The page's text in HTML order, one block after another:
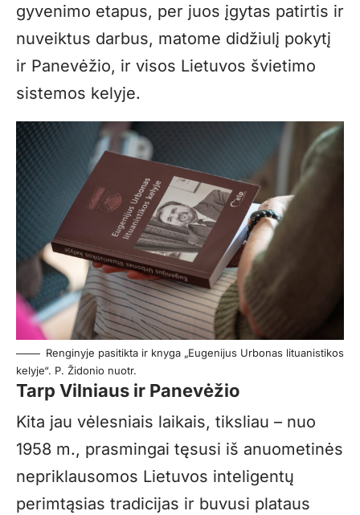
gyvenimo etapus, per juos įgytas patirtis ir
nuveiktus darbus, matome didžiulį pokytį
ir Panevėžio, ir visos Lietuvos švietimo
sistemos kelyje.
Renginyje pasitikta ir knyga „Eugenijus Urbonas lituanistikos
kelyje“. P. Židonio nuotr.
Tarp Vilniaus ir Panevėžio
Kita jau vėlesniais laikais, tiksliau – nuo
1958 m., prasmingai tęsusi iš anuometinės
nepriklausomos Lietuvos inteligentų
perimtąsias tradicijas ir buvusi plataus